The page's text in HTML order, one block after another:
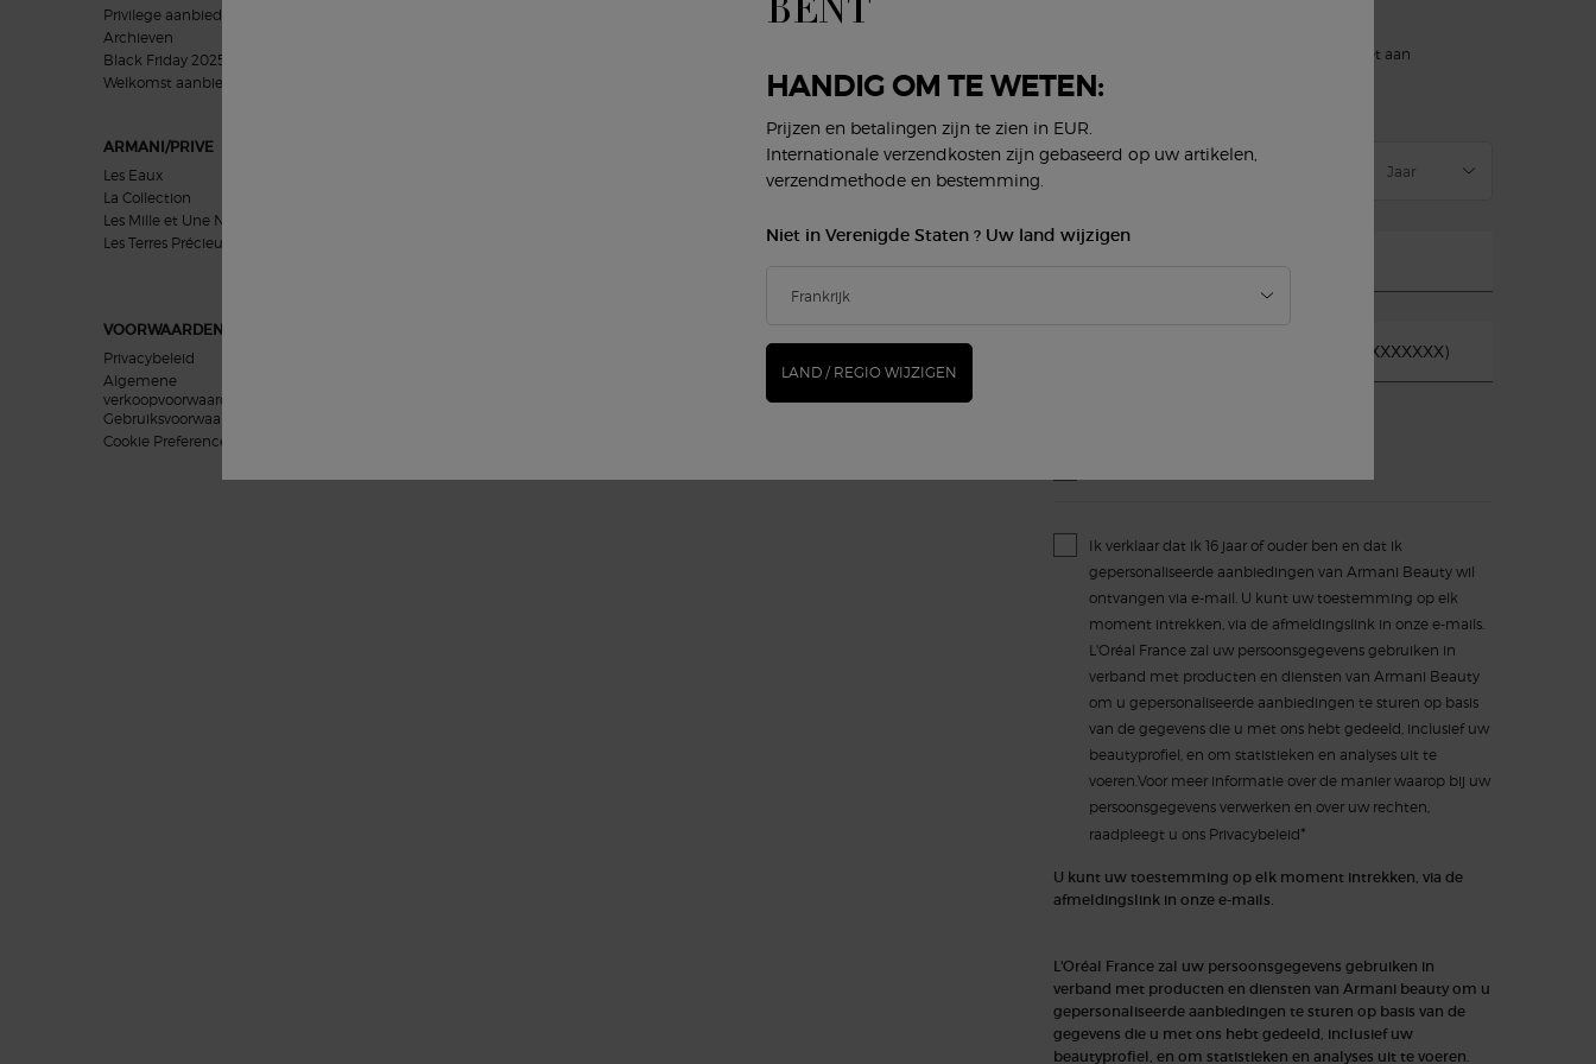
Privilege aanbieding
Archieven
Black Friday 2025
Welkomst aanbieding​
Damesgeur
ARMANI/PRIVE
Les Eaux
La Collection
Les Mille et Une Nuits
Les Terres Précieuses
KLANTENSERVICE
Neem contact op
Winkel zoeken
VOORWAARDEN
Privacybeleid
Algemene
verkoopvoorwaarden
Gebruiksvoorwaarden
Cookie Preferences
Geef ik liever niet aan
Mobiel telefoonnummer (Formaat 06XXXXXXXX)
Ik verklaar dat ik 16 jaar of ouder ben en dat ik
gepersonaliseerde aanbiedingen van Armani Beauty wil
ontvangen via e-mail. U kunt uw toestemming op elk
moment intrekken, via de afmeldingslink in onze e-mails.
L'Oréal France zal uw persoonsgegevens gebruiken in
verband met producten en diensten van Armani Beauty
om u gepersonaliseerde aanbiedingen te sturen op basis
van de gegevens die u met ons hebt gedeeld, inclusief uw
beautyprofiel, en om statistieken en analyses uit te
voeren.Voor meer informatie over de manier waarop bij uw
persoonsgegevens verwerken en over uw rechten,
raadpleegt u ons Privacybeleid*
U kunt uw toestemming op elk moment intrekken, via de
afmeldingslink in onze e-mails.
L'Oréal France zal uw persoonsgegevens gebruiken in
verband met producten en diensten van Armani beauty om u
gepersonaliseerde aanbiedingen te sturen op basis van de
gegevens die u met ons hebt gedeeld, inclusief uw
beautyprofiel, en om statistieken en analyses uit te voeren.
HANDIG OM TE WETEN:
Prijzen en betalingen zijn te zien in EUR.
Internationale verzendkosten zijn gebaseerd op uw artikelen,
verzendmethode en bestemming.
Niet in Verenigde Staten ? Uw land wijzigen
LAND / REGIO WIJZIGEN